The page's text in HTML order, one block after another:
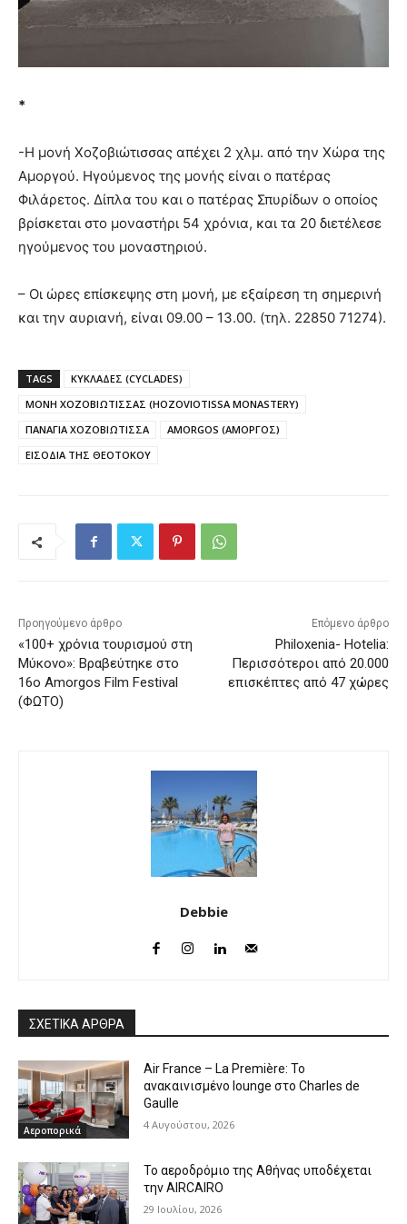
*
-Η μονή Χοζοβιώτισσας απέχει 2 χλμ. από την Χώρα της
Αμοργού. Ηγούμενος της μονής είναι ο πατέρας
Φιλάρετος. Δίπλα του και ο πατέρας Σπυρίδων ο οποίος
βρίσκεται στο μοναστήρι 54 χρόνια, και τα 20 διετέλεσε
ηγούμενος του μοναστηριού.
– Οι ώρες επίσκεψης στη μονή, με εξαίρεση τη σημερινή
και την αυριανή, είναι 09.00 – 13.00. (τηλ. 22850 71274).
TAGS
ΚΥΚΛΑΔΕΣ (CYCLADES)
ΜΟΝΗ ΧΟΖΟΒΙΩΤΙΣΣΑΣ (HOZOVIOTISSA MONASTERY)
ΠΑΝΑΓΙΑ ΧΟΖΟΒΙΩΤΙΣΣΑ
AMORGOS (ΑΜΟΡΓΟΣ)
ΕΙΣΟΔΙΑ ΤΗΣ ΘΕΟΤΟΚΟΥ
Προηγούμενο άρθρο
«100+ χρόνια τουρισμού στη
Μύκονο»: Βραβεύτηκε στο
16ο Amorgos Film Festival
(ΦΩΤΟ)
Επόμενο άρθρο
Philoxenia- Hotelia:
Περισσότεροι από 20.000
επισκέπτες από 47 χώρες
Debbie
ΣΧΕΤΙΚΑ ΑΡΘΡΑ
Αεροπορικά
Air France – La Première: Το
ανακαινισμένο lounge στο Charles de
Gaulle
4 Αυγούστου, 2026
Το αεροδρόμιο της Αθήνας υποδέχεται
την AIRCAIRO
29 Ιουλίου, 2026